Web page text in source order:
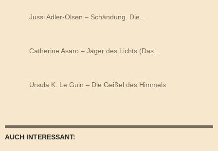
Jussi Adler-Olsen – Schändung. Die…
Catherine Asaro – Jäger des Lichts (Das…
Ursula K. Le Guin – Die Geißel des Himmels
AUCH INTERESSANT: